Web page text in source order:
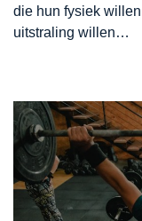
die hun fysiek
uitstraling willen…